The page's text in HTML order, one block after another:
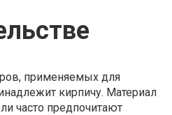
применяемых для
кирпичу. Материал
часто предпочитают